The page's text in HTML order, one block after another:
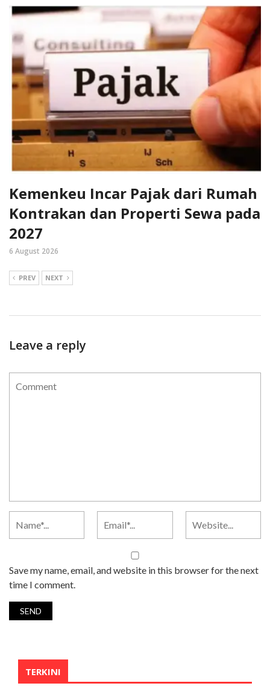
Kemenkeu Incar Pajak dari Rumah
Kontrakan dan Properti Sewa pada
2027
6 August 2026
PREV NEXT
Leave a reply
Save my name, email, and website in this browser for the next
time I comment.
TERKINI